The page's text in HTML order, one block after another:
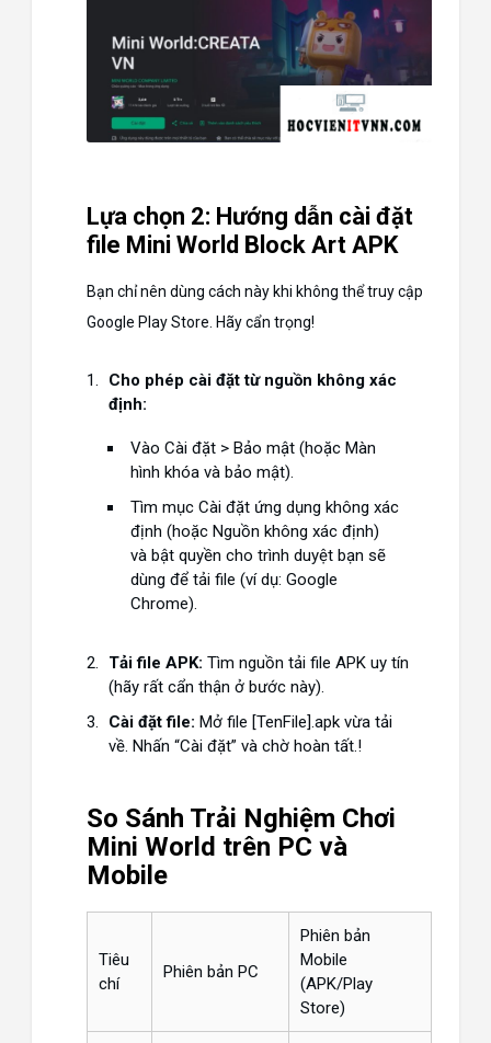
Lựa chọn 2: Hướng dẫn cài đặt
file Mini World Block Art APK
Bạn chỉ nên dùng cách này khi không thể truy cập
Google Play Store. Hãy cẩn trọng!
Cho phép cài đặt từ nguồn không xác
định:
Vào Cài đặt > Bảo mật (hoặc Màn
hình khóa và bảo mật).
Tìm mục Cài đặt ứng dụng không xác
định (hoặc Nguồn không xác định)
và bật quyền cho trình duyệt bạn sẽ
dùng để tải file (ví dụ: Google
Chrome).
Tải file APK: Tìm nguồn tải file APK uy tín
(hãy rất cẩn thận ở bước này).
Cài đặt file: Mở file [TenFile].apk vừa tải
về. Nhấn “Cài đặt” và chờ hoàn tất.!
So Sánh Trải Nghiệm Chơi
Mini World trên PC và
Mobile
Tiêu
chí
Phiên bản PC
Phiên bản
Mobile
(APK/Play
Store)